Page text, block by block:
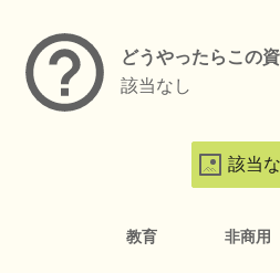
どうやったらこの
該当なし
該当
教育 非商用